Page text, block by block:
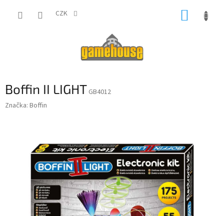
CZK
Boffin II LIGHT GB4012
Značka: Boffin